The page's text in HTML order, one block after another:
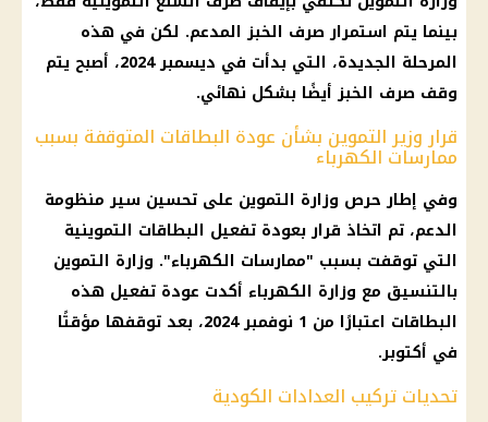
بينما يتم استمرار صرف الخبز المدعم. لكن في هذه
المرحلة الجديدة، التي بدأت في ديسمبر 2024، أصبح يتم
وقف صرف الخبز أيضًا بشكل نهائي.
قرار وزير التموين بشأن عودة البطاقات المتوقفة بسبب
ممارسات الكهرباء
وفي إطار حرص وزارة التموين على تحسين سير منظومة
الدعم، تم اتخاذ قرار بعودة تفعيل البطاقات التموينية
التي توقفت بسبب "ممارسات الكهرباء". وزارة التموين
بالتنسيق مع وزارة الكهرباء أكدت عودة تفعيل هذه
البطاقات اعتبارًا من 1 نوفمبر 2024، بعد توقفها مؤقتًا
في أكتوبر.
تحديات تركيب العدادات الكودية